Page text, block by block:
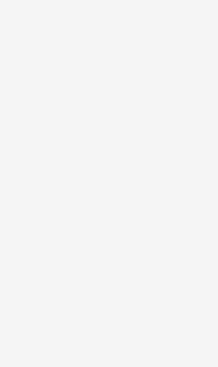
voor insomnie (CGT-i)
bij adolescenten
voor insomnie (CGT-i)
bij kinderen met